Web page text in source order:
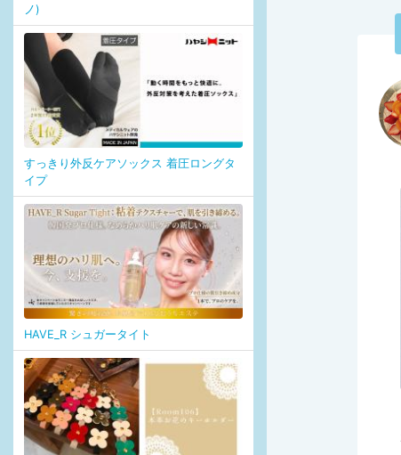
ノ)
すっきり外反ケアソックス 着圧ロングタ
イプ
HAVE_R シュガータイト